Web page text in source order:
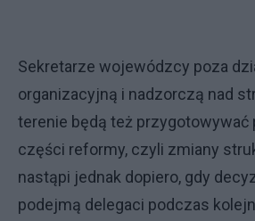
Sekretarze wojewódzcy poza
organizacyjną i nadzorczą nad
terenie będą też przygotowywać
części reformy, czyli zmiany
nastąpi jednak dopiero, gdy
podejmą delegaci podczas